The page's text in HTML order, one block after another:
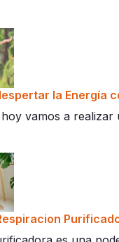
la Energía
vamos a